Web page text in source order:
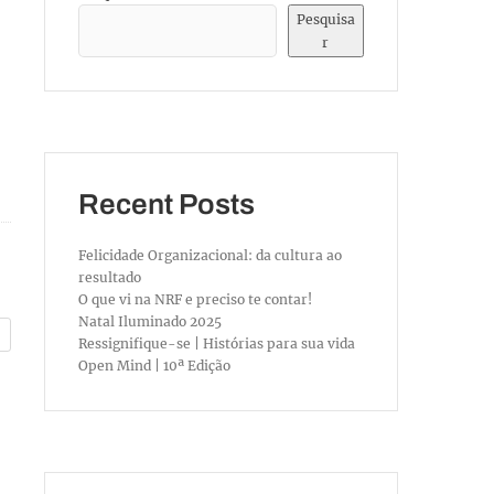
Pesquisa
r
Recent Posts
Felicidade Organizacional: da cultura ao
resultado
O que vi na NRF e preciso te contar!
Natal Iluminado 2025
Ressignifique-se | Histórias para sua vida
Open Mind | 10ª Edição